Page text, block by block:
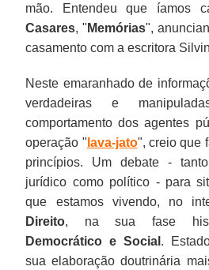
mão. Entendeu que íamos
Casares, " Memórias",
casamento com a escritora
Neste emaranhado de
verdadeiras e
comportamento dos agentes
operação " lava-jato", creio que
princípios. Um debate -
jurídico como político - para
que estamos vivendo, no
Direito, na sua fase
Democrático e Social .
sua elaboração doutrinária